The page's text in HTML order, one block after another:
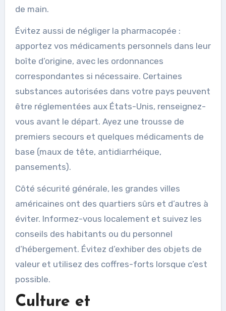
de main.
Évitez aussi de négliger la pharmacopée :
apportez vos médicaments personnels dans leur
boîte d’origine, avec les ordonnances
correspondantes si nécessaire. Certaines
substances autorisées dans votre pays peuvent
être réglementées aux États-Unis, renseignez-
vous avant le départ. Ayez une trousse de
premiers secours et quelques médicaments de
base (maux de tête, antidiarrhéique,
pansements).
Côté sécurité générale, les grandes villes
américaines ont des quartiers sûrs et d’autres à
éviter. Informez-vous localement et suivez les
conseils des habitants ou du personnel
d’hébergement. Évitez d’exhiber des objets de
valeur et utilisez des coffres-forts lorsque c’est
possible.
Culture et